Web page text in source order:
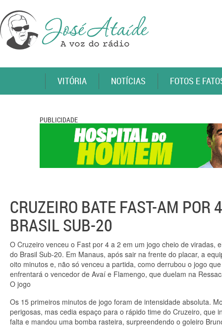
VITÓRIA NOTÍCIAS FOTOS E
PUBLICIDADE
CRUZEIRO BATE FAST-AM POR
BRASIL SUB-20
O Cruzeiro venceu o Fast por 4 a 2 em um jogo cheio de
do Brasil Sub-20. Em Manaus, após sair na frente do placar, a
oito minutos e, não só venceu a partida, como derrubou o jogo
enfrentará o vencedor de Avaí e Flamengo, que duelam na
O jogo
Os 15 primeiros minutos de jogo foram de intensidade absoluta.
perigosas, mas cedia espaço para o rápido time do Cruzeiro, que
falta e mandou uma bomba rasteira, surpreendendo o goleiro